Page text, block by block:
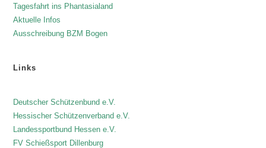
Tagesfahrt ins Phantasialand
Aktuelle Infos
Ausschreibung BZM Bogen
Links
Deutscher Schützenbund e.V.
Hessischer Schützenverband e.V.
Landessportbund Hessen e.V.
FV Schießsport Dillenburg